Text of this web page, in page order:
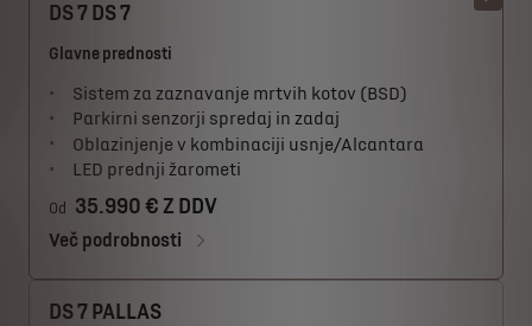
DS 7 DS 7
Glavne prednosti
Sistem za zaznavanje mrtvih kotov (BSD)
Parkirni senzorji spredaj in zadaj
Oblazinjenje v kombinaciji usnje/Alcantara
LED prednji žarometi
Od 35.990 € Z DDV
Več podrobnosti
DS 7 PALLAS